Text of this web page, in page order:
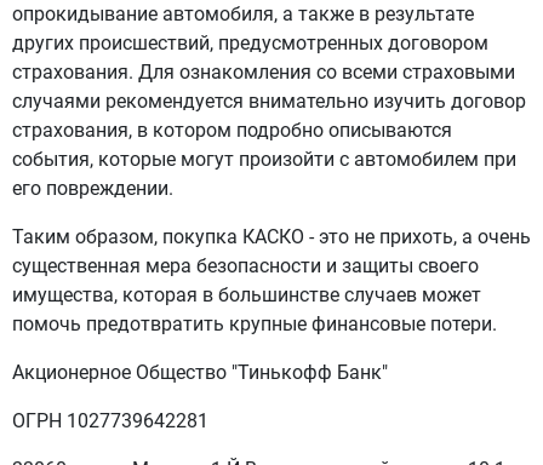
опрокидывание автомобиля, а также в результате
других происшествий, предусмотренных договором
страхования. Для ознакомления со всеми страховыми
случаями рекомендуется внимательно изучить договор
страхования, в котором подробно описываются
события, которые могут произойти с автомобилем при
его повреждении.
Таким образом, покупка КАСКО - это не прихоть, а очень
существенная мера безопасности и защиты своего
имущества, которая в большинстве случаев может
помочь предотвратить крупные финансовые потери.
Акционерное Общество "Тинькофф Банк"
ОГРН 1027739642281